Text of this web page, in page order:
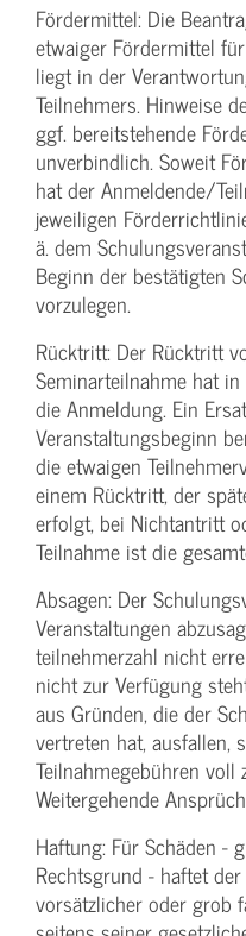
Fördermittel: Die
etwaiger Fördermittel
liegt in der
Teilnehmers. Hinweise
ggf. bereitstehende
unverbindlich. Soweit
hat der Anmeldende/­
jeweiligen
ä. dem
Beginn der bestätigten
vorzulegen.
Rücktritt: Der Rücktritt
Seminarteilnahme hat
die Anmeldung. Ein
Veranstaltungs­beginn
die etwaigen
einem Rücktritt, der
erfolgt, bei Nichtantritt
Teilnahme ist die
Absagen: Der
Veranstaltungen
teilnehmerzahl nicht
nicht zur Verfügung
aus Gründen, die der
vertreten hat, ausfallen,
Teilnahme­gebühren voll
Weitergehende
Haftung: Für Schäden -
Rechtsgrund - haftet
vorsätzlicher oder grob